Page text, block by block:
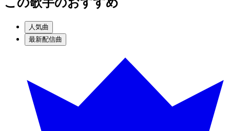
人気曲
最新配信曲